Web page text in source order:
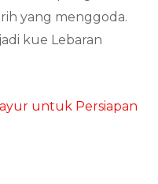
yang menggoda.
kue Lebaran
untuk Persiapan